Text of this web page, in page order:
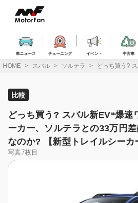
ス
車ニュース チューニング イベント 中古車
HOME スバル ソルテラ どっち買う?
比較
どっち買う? スバル新EV“爆速
ーカー、ソルテラとの33万円
なのか? 【新型トレイルシーカ
写真7枚目